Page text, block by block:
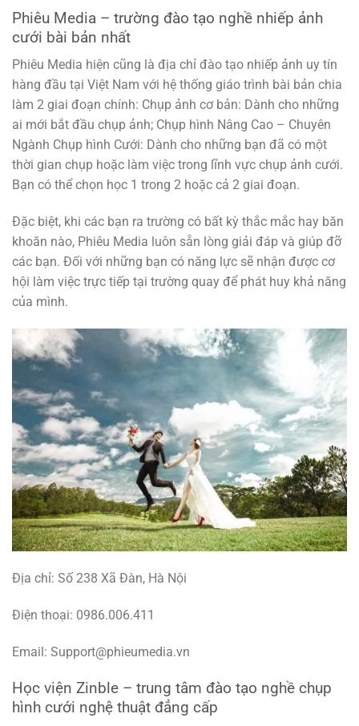
Phiêu Media – trường đào tạo nghề nhiếp ảnh
cưới bài bản nhất
Phiêu Media hiện cũng là địa chỉ đào tạo nhiếp ảnh uy tín
hàng đầu tại Việt Nam với hệ thống giáo trình bài bản chia
làm 2 giai đoạn chính: Chụp ảnh cơ bản: Dành cho những
ai mới bắt đầu chụp ảnh; Chụp hình Nâng Cao – Chuyên
Ngành Chụp hình Cưới: Dành cho những bạn đã có một
thời gian chụp hoặc làm việc trong lĩnh vực chụp ảnh cưới.
Bạn có thể chọn học 1 trong 2 hoặc cả 2 giai đoạn.
Đặc biệt, khi các bạn ra trường có bất kỳ thắc mắc hay băn
khoăn nào, Phiêu Media luôn sẵn lòng giải đáp và giúp đỡ
các bạn. Đối với những bạn có năng lực sẽ nhận được cơ
hội làm việc trực tiếp tại trường quay để phát huy khả năng
của mình.
Địa chỉ: Số 238 Xã Đàn, Hà Nội
Điện thoại: 0986.006.411
Email: Support@phieumedia.vn
Học viện Zinble – trung tâm đào tạo nghề chụp
hình cưới nghệ thuật đẳng cấp